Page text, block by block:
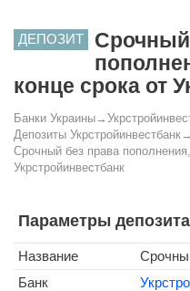
ДЕПОЗИТ
Срочный
конце срока от
Банки Украины→
Депозиты Укрстройинвестбанк→
Срочный без права
Укрстройинвестбанк
Параметры депозита
Название
Банк